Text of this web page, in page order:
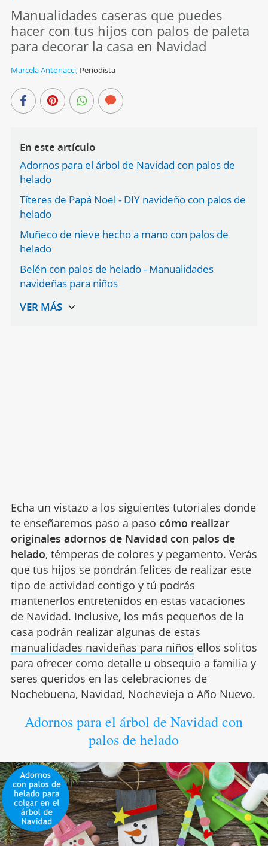
Manualidades caseras que puedes
hacer con tus hijos con palos de paleta
para decorar la casa en Navidad
Marcela Antonacci, Periodista
En este artículo
Adornos para el árbol de Navidad con palos de
helado
Títeres de Papá Noel - DIY navideño con palos de
helado
Muñeco de nieve hecho a mano con palos de
helado
Belén con palos de helado - Manualidades
navideñas para niños
Echa un vistazo a los siguientes tutoriales donde
te enseñaremos paso a paso cómo realizar
originales adornos de Navidad con palos de
helado, témperas de colores y pegamento. Verás
que tus hijos se pondrán felices de realizar este
tipo de actividad contigo y tú podrás
mantenerlos entretenidos en estas vacaciones
de Navidad. Inclusive, los más pequeños de la
casa podrán realizar algunas de estas
manualidades navideñas para niños ellos solitos
para ofrecer como detalle u obsequio a familia y
seres queridos en las celebraciones de
Nochebuena, Navidad, Nochevieja o Año Nuevo.
Adornos para el árbol de Navidad con
palos de helado